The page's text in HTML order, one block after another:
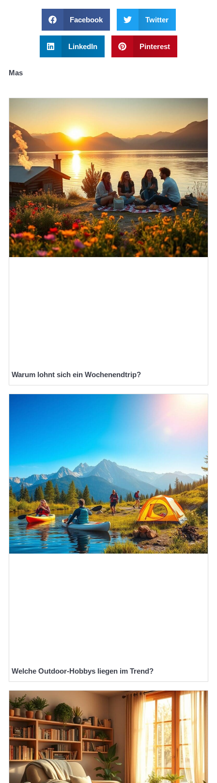
Facebook Twitter
LinkedIn Pinterest
Mas
Warum lohnt sich ein Wochenendtrip?
Welche Outdoor-Hobbys liegen im Trend?